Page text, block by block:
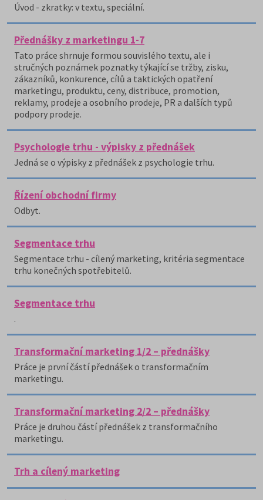
Úvod - zkratky: v textu, speciální.
Přednášky z marketingu 1-7
Tato práce shrnuje formou souvislého textu, ale i
stručných poznámek poznatky týkající se tržby, zisku,
zákazníků, konkurence, cílů a taktických opatření
marketingu, produktu, ceny, distribuce, promotion,
reklamy, prodeje a osobního prodeje, PR a dalších typů
podpory prodeje.
Psychologie trhu - výpisky z přednášek
Jedná se o výpisky z přednášek z psychologie trhu.
Řízení obchodní firmy
Odbyt.
Segmentace trhu
Segmentace trhu - cílený marketing, kritéria segmentace
trhu konečných spotřebitelů.
Segmentace trhu
.
Transformační marketing 1/2 – přednášky
Práce je první částí přednášek o transformačním
marketingu.
Transformační marketing 2/2 – přednášky
Práce je druhou částí přednášek z transformačního
marketingu.
Trh a cílený marketing